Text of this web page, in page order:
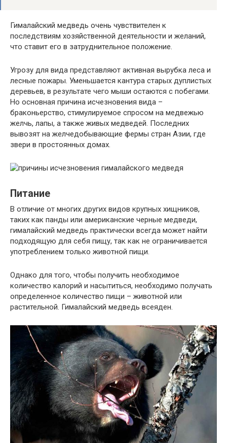
Гималайский медведь очень чувствителен к
последствиям хозяйственной деятельности и желаний,
что ставит его в затруднительное положение.
Угрозу для вида представляют активная вырубка леса и
лесные пожары. Уменьшается кантура старых дуплистых
деревьев, в результате чего мыши остаются с побегами.
Но основная причина исчезновения вида –
браконьерство, стимулируемое спросом на медвежью
желчь, лапы, а также живых медведей. Последних
вывозят на желчедобывающие фермы стран Азии, где
звери в простоянных домах.
Питание
В отличие от многих других видов крупных хищников,
таких как панды или американские черные медведи,
гималайский медведь практически всегда может найти
подходящую для себя пищу, так как не ограничивается
употреблением только животной пищи.
Однако для того, чтобы получить необходимое
количество калорий и насытиться, необходимо получать
определенное количество пищи – животной или
растительной. Гималайский медведь всеяден.